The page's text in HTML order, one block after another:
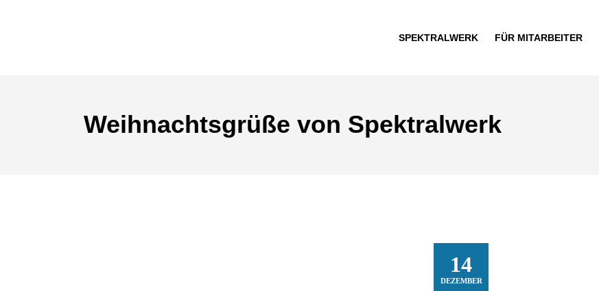
SPEKTRALWERK FÜR MITARBEITER
Weihnachtsgrüße von Spektralwerk
14
DEZEMBER